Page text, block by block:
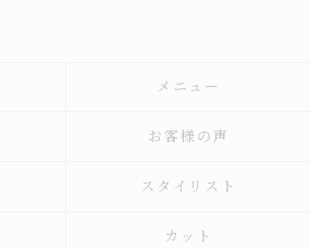
メニュー
お客様の声
スタイリスト
カット